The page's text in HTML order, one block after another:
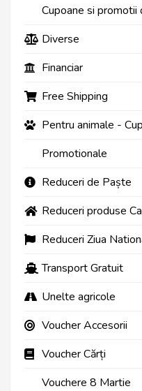
Cupoane si promotii
Diverse
Financiar
Free Shipping
Pentru animale -
Promotionale
Reduceri de Paște
Reduceri produse
Reduceri Ziua
Transport Gratuit
Unelte agricole
Voucher Accesorii
Voucher Cărți
Vouchere 8 Martie